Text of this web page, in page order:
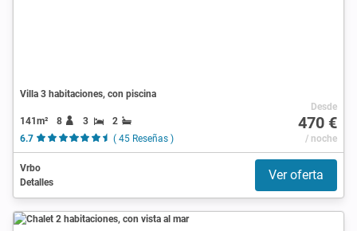
Villa 3 habitaciones, con piscina
141m² 8 3
2
6.7
( 45 Reseñas )
Desde
470 €
/ noche
Vrbo
Detalles
Ver oferta